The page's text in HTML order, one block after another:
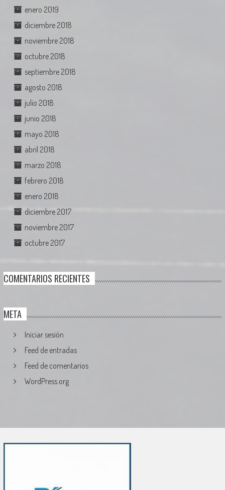
enero 2019
diciembre 2018
noviembre 2018
octubre 2018
septiembre 2018
agosto 2018
julio 2018
junio 2018
mayo 2018
abril 2018
marzo 2018
febrero 2018
enero 2018
diciembre 2017
noviembre 2017
octubre 2017
COMENTARIOS RECIENTES
META
Iniciar sesión
Feed de entradas
Feed de comentarios
WordPress.org